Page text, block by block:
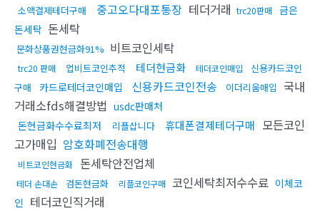
소액결제테더구매
중고오다대포통장 테더거래 trc20판매 금은
돈세탁 돈세탁
문화상품권현금화91% 비트코인세탁
trc20 판매 업비트코인추적 테더현금화 테더코인매입
신용카드코인
구매
카드로테더코인매입 신용카드코인전송 이더리움매입
국내
거래소fds해결방법 usdc판매처
돈현금화수수료최저
리플삽니다 휴대폰결제테더구매 모든코인
고가매입 암호화폐전송대행
비트코인현금화 돈세탁안전업체
테더 손대손 검돈현금화 리플코인구매 코인세탁최저수수료 이체코
인 테더코인직거래